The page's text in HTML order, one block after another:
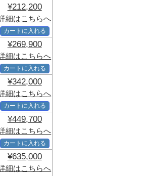
¥212,200
細はこちらへ
カートに入れる
¥269,900
細はこちらへ
カートに入れる
¥342,000
細はこちらへ
カートに入れる
¥449,700
細はこちらへ
カートに入れる
¥635,000
細はこちらへ